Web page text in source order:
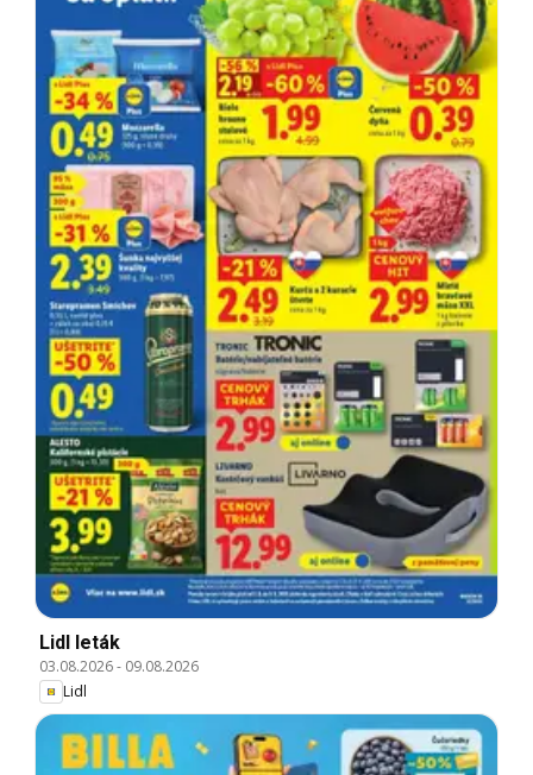
Lidl leták
03.08.2026- 09.08.2026
Lidl